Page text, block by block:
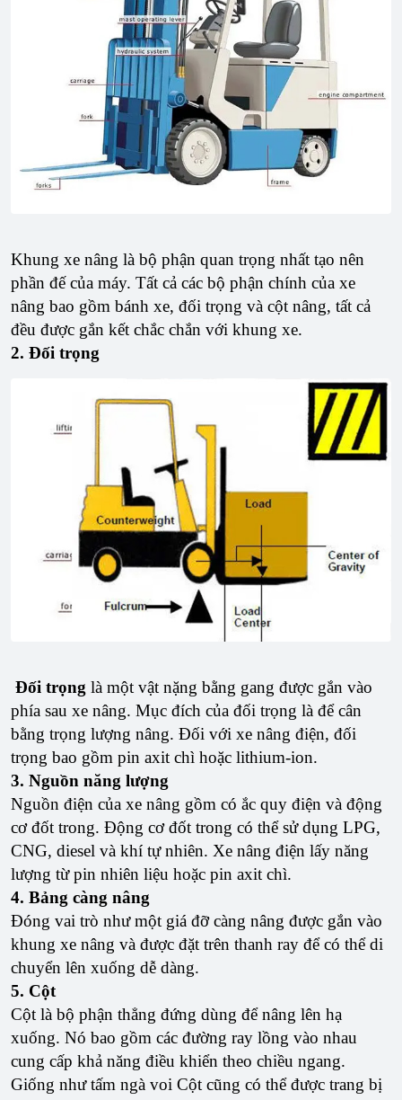
Khung xe nâng là bộ phận quan trọng nhất tạo nên
phần đế của máy. Tất cả các bộ phận chính của xe
nâng bao gồm bánh xe, đối trọng và cột nâng, tất cả
đều được gắn kết chắc chắn với khung xe.
2. Đối trọng
Đối trọng là một vật nặng bằng gang được gắn vào
phía sau xe nâng. Mục đích của đối trọng là để cân
bằng trọng lượng nâng. Đối với xe nâng điện, đối
trọng bao gồm pin axit chì hoặc lithium-ion.
3. Nguồn năng lượng
Nguồn điện của xe nâng gồm có ắc quy điện và động
cơ đốt trong. Động cơ đốt trong có thể sử dụng LPG,
CNG, diesel và khí tự nhiên. Xe nâng điện lấy năng
lượng từ pin nhiên liệu hoặc pin axit chì.
4. Bảng càng nâng
Đóng vai trò như một giá đỡ càng nâng được gắn vào
khung xe nâng và được đặt trên thanh ray để có thể di
chuyển lên xuống dễ dàng.
5. Cột
Cột là bộ phận thẳng đứng dùng để nâng lên hạ
xuống. Nó bao gồm các đường ray lồng vào nhau
cung cấp khả năng điều khiển theo chiều ngang.
Giống như tấm ngà voi Cột cũng có thể được trang bị